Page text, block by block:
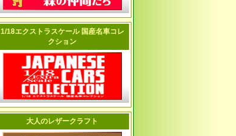
1/18エクストラスケール 国産名車コレ
クション
大人のレザークラフト